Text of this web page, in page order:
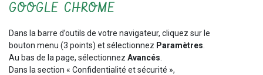
GOOGLE CHROME
Dans la barre d’outils de votre navigateur, cliquez sur le
bouton menu (3 points) et sélectionnez Paramètres
Au bas de la page, sélectionnez Avancés
Dans la section « Confidentialité et sécurité »,